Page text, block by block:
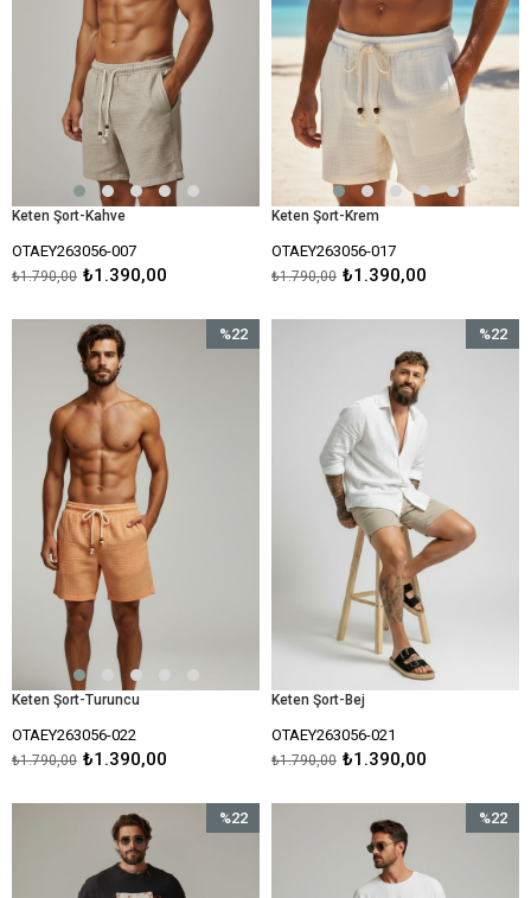
Keten Şort-Kahve
OTAEY263056-007
₺1.390,00
₺1.790,00
Keten Şort-Krem
OTAEY263056-017
₺1.390,00
₺1.790,00
Keten Şort-Turuncu
OTAEY263056-022
₺1.390,00
₺1.790,00
%22
Keten Şort-Bej
OTAEY263056-021
₺1.390,00
₺1.790,00
%22
%22
%22